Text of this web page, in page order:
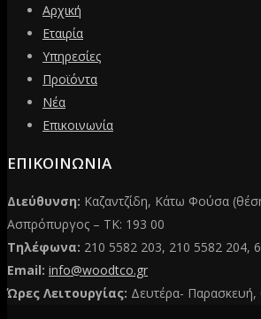
Αρχική
Εταιρία
Υπηρεσίες
Προϊόντα
Νέα
Επικοινωνία
ΕΠΙΚΟΙΝΩΝΙΑ
Διεύθυνση: Καζαντζίδη, Κάτω Φούσα
Ασπρόπυργος – ΤΚ: 193 00
Τηλέφωνα: 210 5582 203, 210 5582 204,
Email: info@woodtco.gr
Ώρες Λειτουργίας: Δευτέρα- Παρασκευή,